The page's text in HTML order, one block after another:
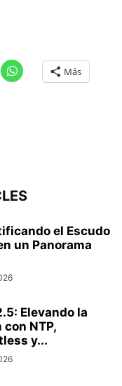
Más
el Escudo
un Panorama
Elevando la
NTP,
y...